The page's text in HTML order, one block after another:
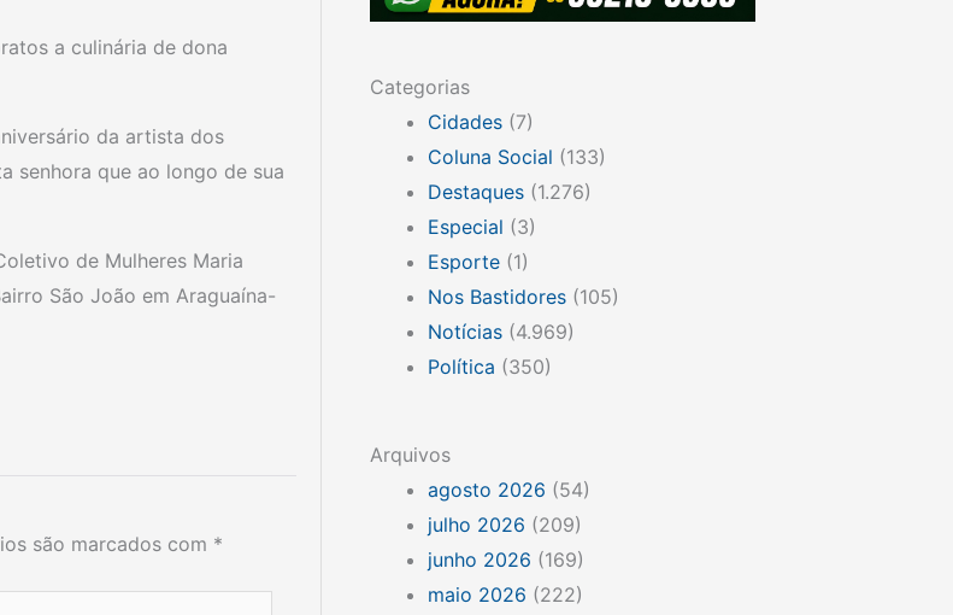
a culinária de dona
da artista dos
senhora que ao longo de sua
de Mulheres Maria
São João em Araguaína-
são marcados com *
Categorias
Cidades (7)
Coluna Social (133)
Destaques (1.276)
Especial (3)
Esporte (1)
Nos Bastidores (105)
Notícias (4.969)
Política (350)
Arquivos
agosto 2026 (54)
julho 2026 (209)
junho 2026 (169)
maio 2026 (222)